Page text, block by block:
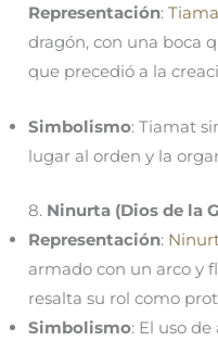
Representación:
dragón, con una boca
que precedió a la
Simbolismo: Tiamat
lugar al orden y la
8. Ninurta (Dios de la
Representación:
armado con un arco y
resalta su rol como
Simbolismo: El uso